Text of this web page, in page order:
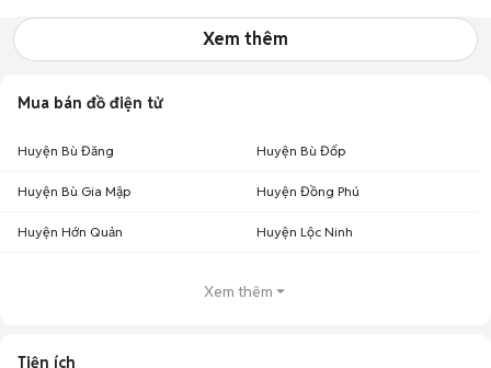
Xem thêm
Mua bán đồ điện tử
Huyện Bù Đăng Huyện Bù Đốp
Huyện Bù Gia Mập Huyện Đồng Phú
Huyện Hớn Quản Huyện Lộc Ninh
Xem thêm
Tiện ích